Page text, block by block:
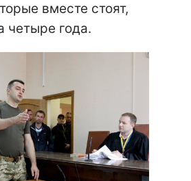
вместе стоят,
четыре года.